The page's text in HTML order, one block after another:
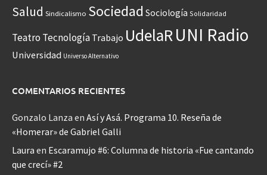
Salud Sindicalismo Sociedad Sociología Solidaridad
Teatro Tecnología Trabajo UdelaRUNI Radio
Universidad Universo Alternativo
COMENTARIOS RECIENTES
Gonzalo Lanza en Así y Asá. Programa 10. Reseña de
«Homerar» de Gabriel Galli
Laura en Escaramujo #6: Columna de historia «Fue cantando
que crecí» #2